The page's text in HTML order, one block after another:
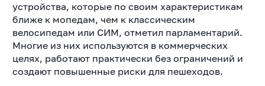
устройства, которые по своим характеристикам
ближе к мопедам, чем к классическим
велосипедам или СИМ, отметил парламентарий.
Многие из них используются в коммерческих
целях, работают практически без ограничений и
создают повышенные риски для пешеходов.